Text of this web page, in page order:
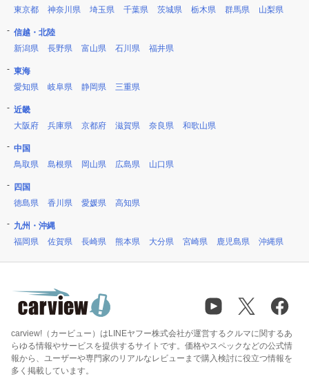
東京都
神奈川県 埼玉県 千葉県 茨城県 栃木県 群馬県 山梨県
信越・北陸
新潟県
長野県 富山県 石川県 福井県
東海
愛知県
岐阜県 静岡県 三重県
近畿
大阪府
兵庫県 京都府 滋賀県 奈良県 和歌山県
中国
鳥取県
島根県 岡山県 広島県 山口県
四国
徳島県
香川県 愛媛県 高知県
九州・沖縄
福岡県
佐賀県 長崎県 熊本県 大分県 宮崎県 鹿児島県 沖縄県
carview!（カービュー）はLINEヤフー株式会社が運営するクルマに関するあ
らゆる情報やサービスを提供するサイトです。価格やスペックなどの公式情
報から、ユーザーや専門家のリアルなレビューまで購入検討に役立つ情報を
多く掲載しています。